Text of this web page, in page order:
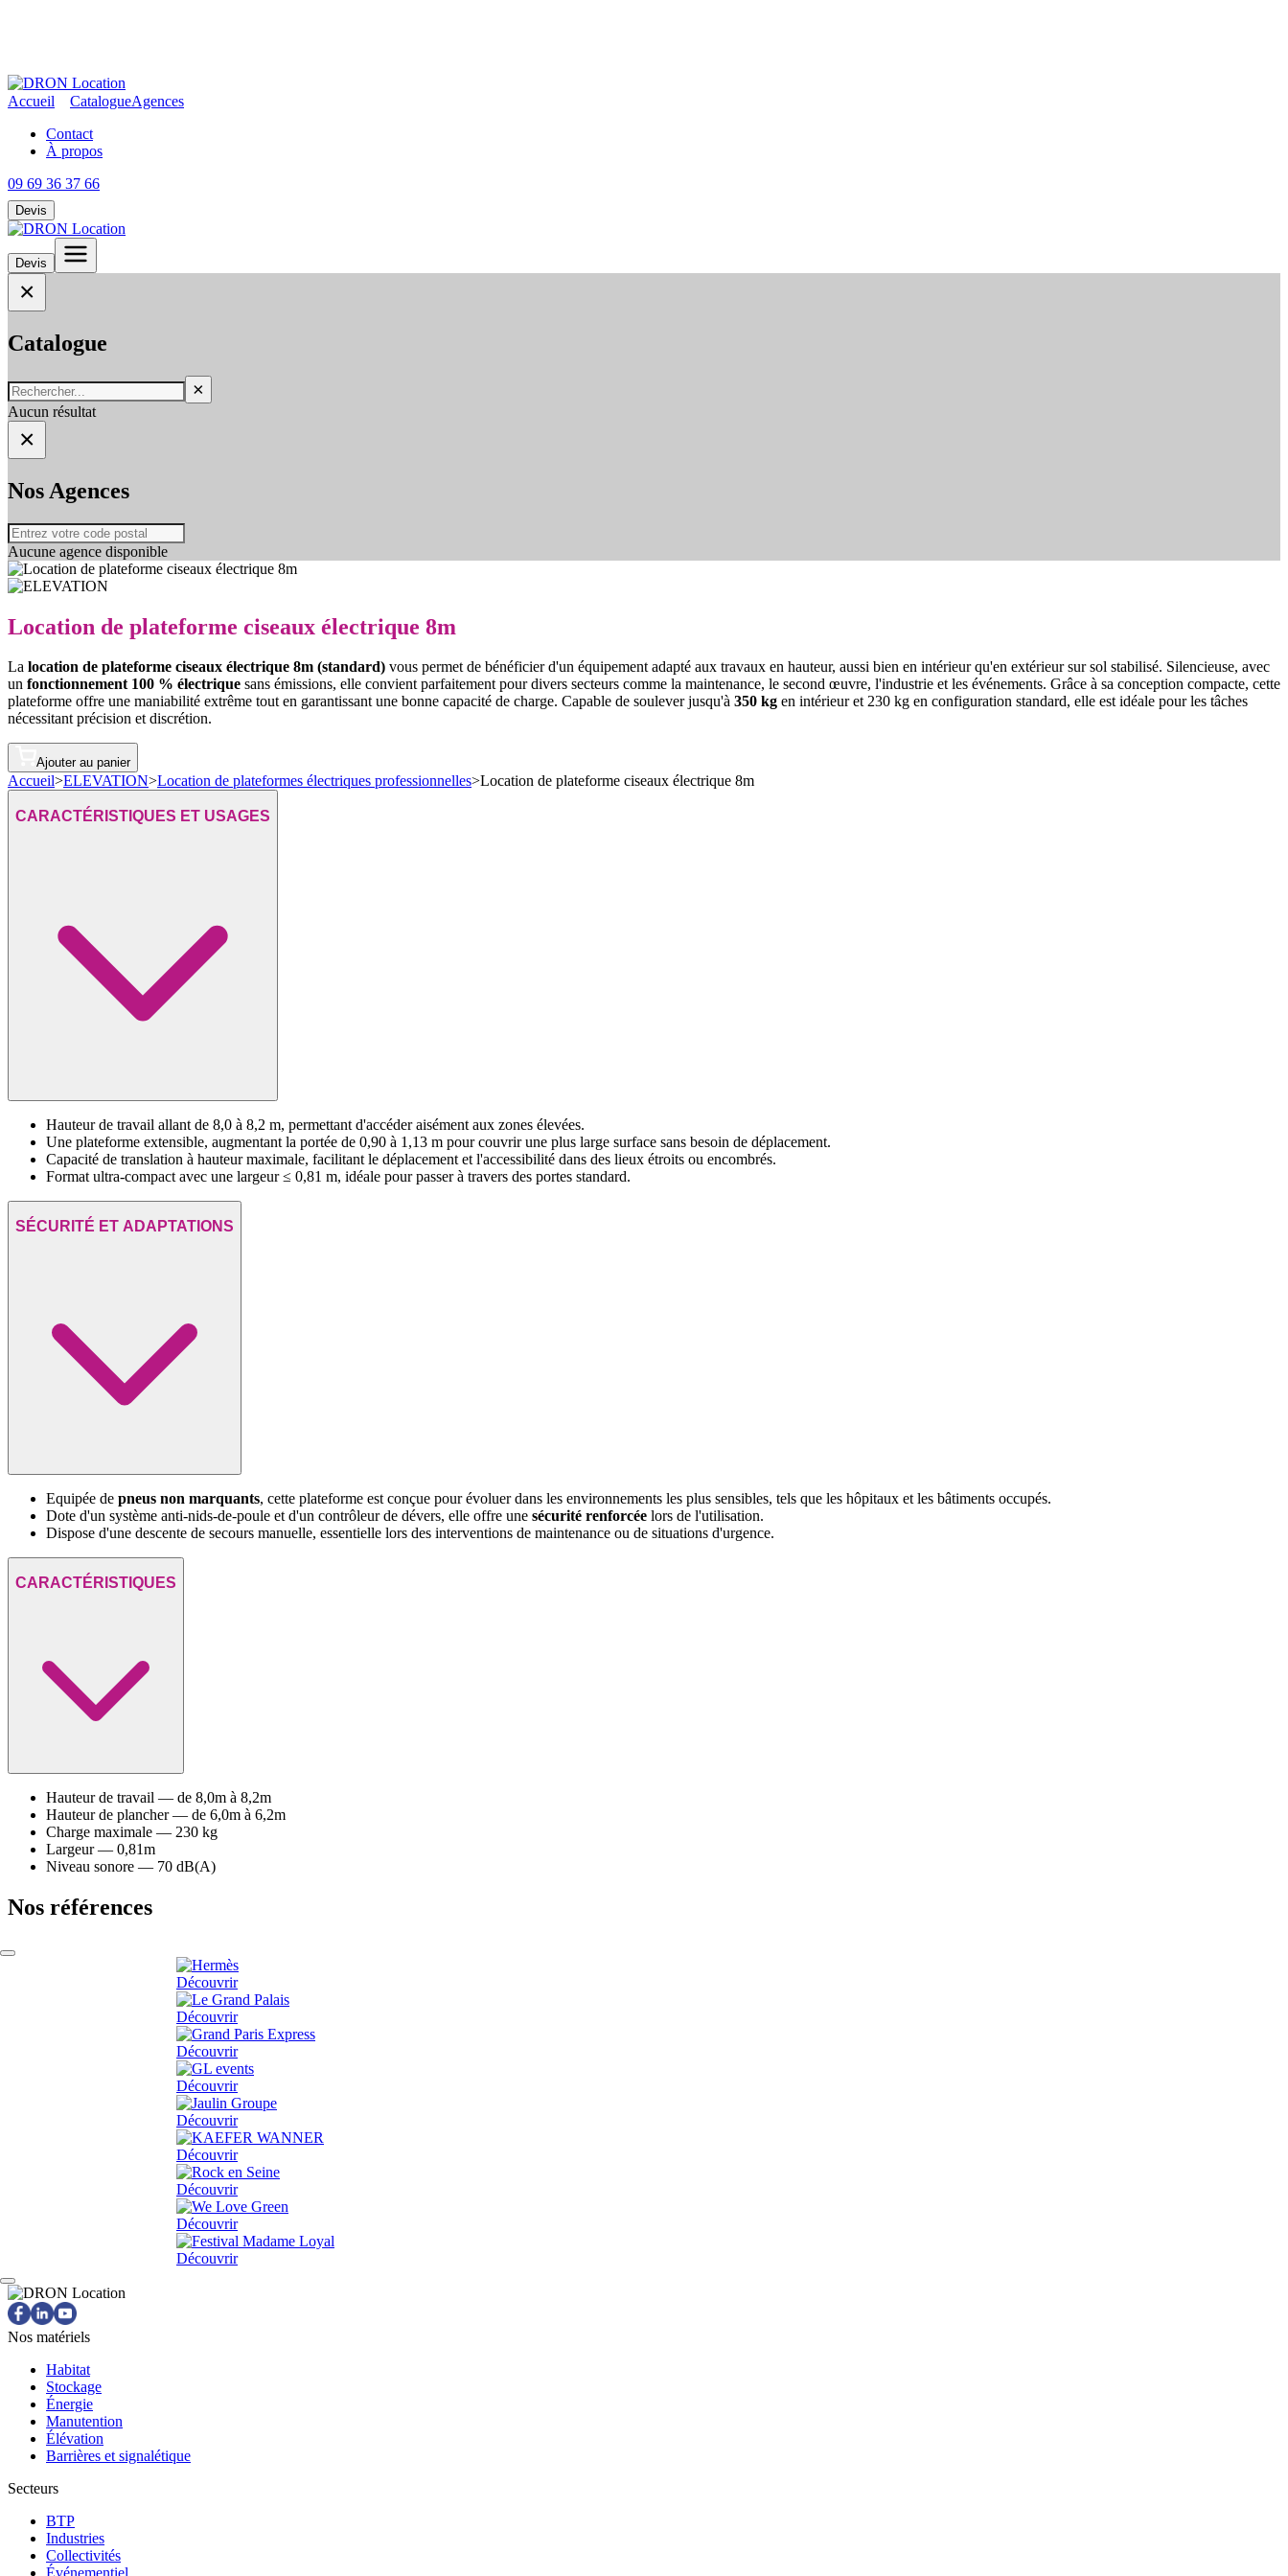
Accueil CatalogueAgences
Contact
À propos
09 69 36 37 66
Devis
Devis
×
Catalogue
×
Aucun résultat
×
Nos Agences
Aucune agence disponible
Location de plateforme ciseaux électrique 8m
La location de plateforme ciseaux électrique 8m (standard) vous permet de bénéficier d'un équipement adapté aux travaux en hauteur, aussi bien en intérieur qu'en extérieur sur sol stabilisé. Silencieuse, avec
un fonctionnement 100 % électrique sans émissions, elle convient parfaitement pour divers secteurs comme la maintenance, le second œuvre, l'industrie et les événements. Grâce à sa conception compacte, cette
plateforme offre une maniabilité extrême tout en garantissant une bonne capacité de charge. Capable de soulever jusqu'à 350 kg en intérieur et 230 kg en configuration standard, elle est idéale pour les tâches
nécessitant précision et discrétion.
Ajouter au panier
Accueil>ELEVATION>Location de plateformes électriques professionnelles>Location de plateforme ciseaux électrique 8m
CARACTÉRISTIQUES ET USAGES
Hauteur de travail allant de 8,0 à 8,2 m, permettant d'accéder aisément aux zones élevées.
Une plateforme extensible, augmentant la portée de 0,90 à 1,13 m pour couvrir une plus large surface sans besoin de déplacement.
Capacité de translation à hauteur maximale, facilitant le déplacement et l'accessibilité dans des lieux étroits ou encombrés.
Format ultra-compact avec une largeur ≤ 0,81 m, idéale pour passer à travers des portes standard.
SÉCURITÉ ET ADAPTATIONS
Equipée de pneus non marquants, cette plateforme est conçue pour évoluer dans les environnements les plus sensibles, tels que les hôpitaux et les bâtiments occupés.
Dote d'un système anti-nids-de-poule et d'un contrôleur de dévers, elle offre une sécu​​rité renforcée lors de l'utilisation.
Dispose d'une descente de secours manuelle, essentielle lors des interventions de maintenance ou de situations d'urgence.
CARACTÉRISTIQUES
Hauteur de travail — de 8,0m à 8,2m
Hauteur de plancher— de 6,0m à 6,2m
Charge maximale — 230 kg
Largeur— 0,81m
Niveau sonore — 70 dB(A)
Nos références
Découvrir
Découvrir
Découvrir
Découvrir
Découvrir
Découvrir
Découvrir
Découvrir
Découvrir
Nos matériels
Habitat
Stockage
Énergie
Manutention
Élévation
Barrières et signalétique
Secteurs
BTP
Industries
Collectivités
Événementiel